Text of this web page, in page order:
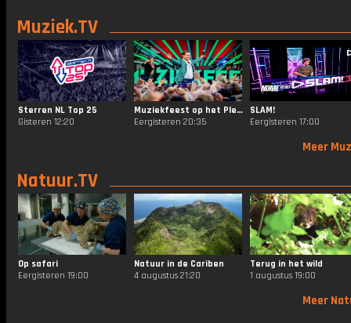
Muziek.TV
Sterren NL Top 25
Gisteren 12:20
Muziekfeest op het Plein
Eergisteren 20:35
SLAM!
Eergisteren 17:00
Meer
Natuur.TV
Op safari
Eergisteren 19:00
Natuur in de Cariben
4 augustus 21:20
Terug in het wild
1 augustus 19:00
Meer